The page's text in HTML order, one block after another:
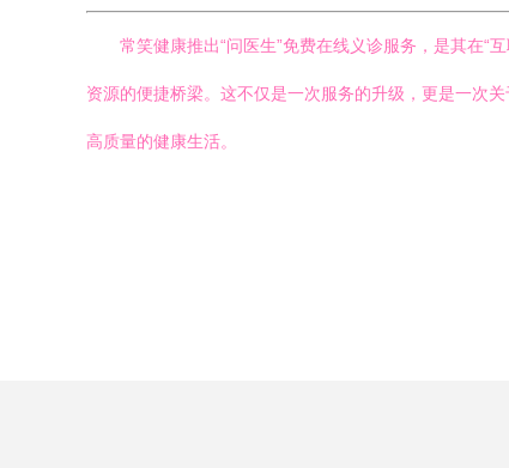
常笑健康推出“问医生”免费在线义诊服务，是其在“
资源的便捷桥梁。这不仅是一次服务的升级，更是一次
高质量的健康生活。